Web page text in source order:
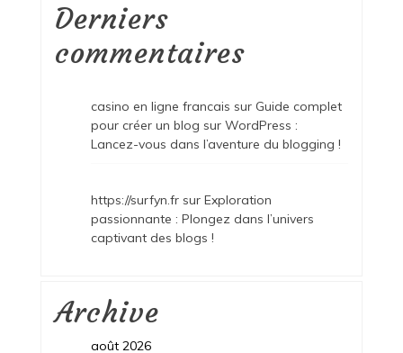
Derniers
commentaires
casino en ligne francais sur Guide complet
pour créer un blog sur WordPress :
Lancez-vous dans l’aventure du blogging !
https://surfyn.frsur Exploration
passionnante : Plongez dans l’univers
captivant des blogs !
Archive
août 2026